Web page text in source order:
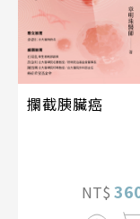
攔截胰臟癌
NT$